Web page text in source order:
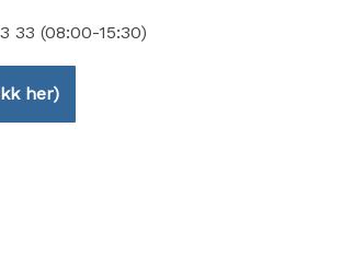
33 (08:00-15:30)
her)